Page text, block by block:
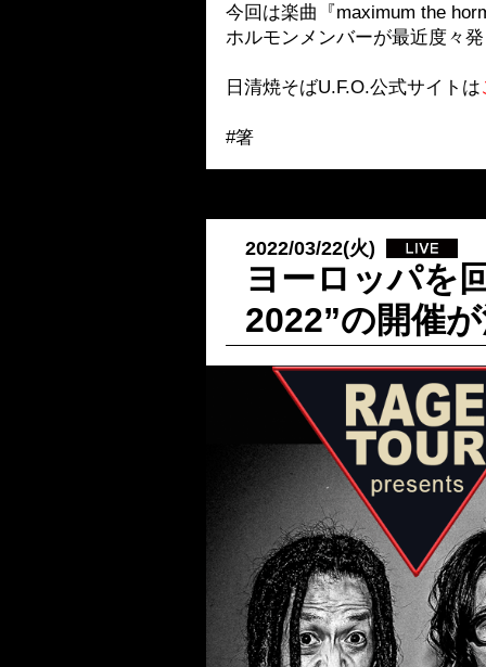
今回は楽曲『maximum the
ホルモンメンバーが最近度々
日清焼そばU.F.O.公式サイトは
#箸
2022/03/22(火)
ヨーロッパを
2022”の開催